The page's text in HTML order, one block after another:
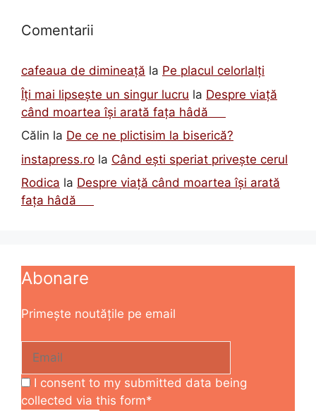
Comentarii
cafeaua de dimineață la Pe placul celorlalți
Îți mai lipsește un singur lucru la Despre viață
când moartea își arată fața hâdă
Călin la De ce ne plictisim la biserică?
instapress.ro la Când ești speriat privește cerul
Rodica la Despre viață când moartea își arată
fața hâdă
Abonare
Primește noutățile pe email
I consent to my submitted data being
collected via this form*